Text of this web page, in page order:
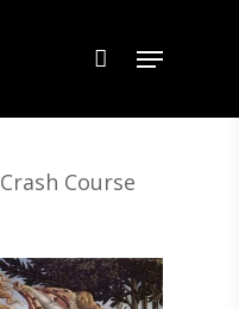
Crash Course